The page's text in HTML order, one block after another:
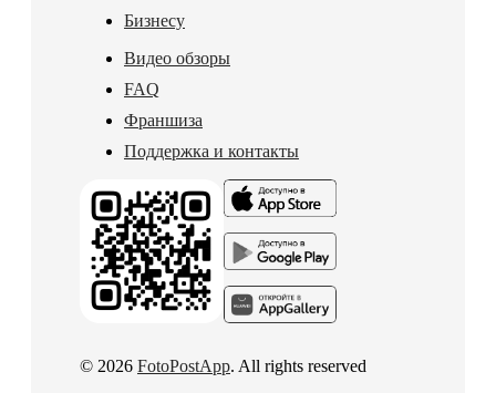
Бизнесу
Видео обзоры
FAQ
Франшиза
Поддержка и контакты
© 2026 FotoPostApp. All rights reserved